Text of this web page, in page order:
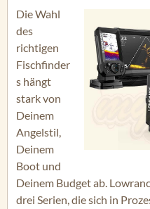
Die Wahl
des
richtigen
Fischfinder
s hängt
stark von
Deinem
Angelstil,
Deinem
Boot und
Deinem Budget ab.
drei Serien, die sich in